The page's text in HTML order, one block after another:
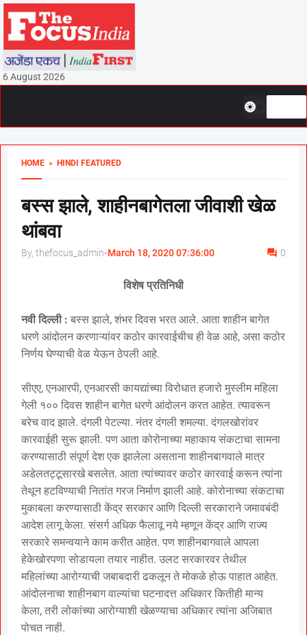
6 August 2026
HOME » HINDI FEATURED
बस्स झाले, शाहीनबागेतला जीवाशी खेळ
थांबवा
By, thefocus_admin-March 18, 2020 07:36:00 0
विशेष प्रतिनिधी
नवी दिल्ली : बस्स झाले, शंभर दिवस भरत आले. आता शाहीन बागेत
धरणे आंदोलन करणाऱ्यांवर कठोर कारवाईचीच ही वेळ आहे, असा कठोर
निर्णय घेण्याची वेळ येऊन ठेपली आहे.
सीएए, एनआरपी, एनआरसी कायद्यांच्या विरोधात हजारो मुस्लीम महिला
गेली १०० दिवस शाहीन बागेत धरणे आंदोलन करत आहेत. त्यावरून
बरेच वाद झाले. दंगली पेटल्या. नंतर दंगली शमल्या. दंगलखोरांवर
कारवाईही सुरू झाली. पण आता कोरोनाच्या महाकाय संकटाचा सामना
करण्यासाठी संपूर्ण देश एक झालेला असताना शाहीनबागवाले मात्र
अडेलतट्टूसारखे बसलेत. आता त्यांच्यावर कठोर कारवाई करून त्यांना
तेथून हटविण्याची नितांत गरज निर्माण झाली आहे. कोरोनाच्या संकटाचा
मुकाबला करण्यासाठी केंद्र सरकार आणि दिल्ली सरकाराने जमावबंदी
आदेश लागू केला. संसर्ग अधिक फैलावू नये म्हणून केंद्र आणि राज्य
सरकारे समन्वयाने काम करीत आहेत. पण शाहीनबागवाले आपला
हेकेखोरपणा सोडायला तयार नाहीत. उलट सरकारवर तेथील
महिलांच्या आरोग्याची जबाबदारी ढकलून ते मोकळे होऊ पाहात आहेत.
आंदोलनाचा शाहीनबाग वाल्यांचा घटनादत्त अधिकार कितीही मान्य
केला, तरी लोकांच्या आरोग्याशी खेळण्याचा अधिकार त्यांना अजिबात
पोचत नाही.